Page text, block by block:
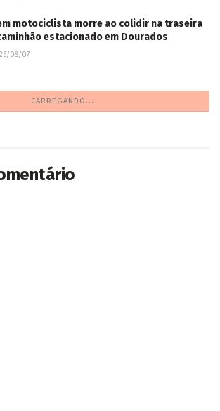
motociclista morre ao colidir na traseira
estacionado em Dourados
08/07
CARREGANDO...